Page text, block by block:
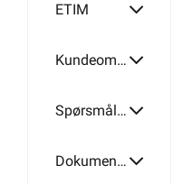
ETIM
Kundeomtale
Spørsmål og svar
Dokumentasjon